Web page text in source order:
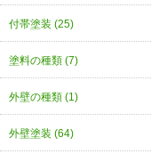
付帯塗装 (25)
塗料の種類 (7)
外壁の種類 (1)
外壁塗装 (64)